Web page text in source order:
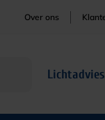
Over ons
Lichtadvies